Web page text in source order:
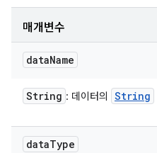
매개변수
dataName
String : 데이터의 String
dataType